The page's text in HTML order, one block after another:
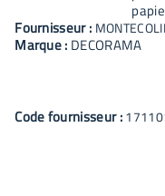
Fournisseur :
Marque : DECORAMA
Code fournisseur :